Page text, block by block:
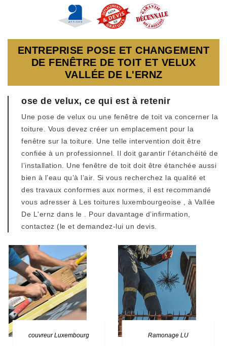
ENTREPRISE POSE ET CHANGEMENT
DE FENÊTRE DE TOIT ET VELUX
VALLÉE DE L'ERNZ
ose de velux, ce qui est à retenir
Une pose de velux ou une fenêtre de toit va concerner la
toiture. Vous devez créer un emplacement pour la
fenêtre sur la toiture. Une telle intervention doit être
confiée à un professionnel. Il doit garantir l’étanchéité de
l’installation. Une fenêtre de toit doit être étanchée aussi
bien à l’eau qu’à l’air. Si vous recherchez la qualité et
des travaux conformes aux normes, il est recommandé
vous adresser à Les toitures luxembourgeoise , à Vallée
De L'ernz dans le . Pour davantage d’infirmation,
contactez (le et demandez-lui un devis.
couvreur Luxembourg Ramonage LU